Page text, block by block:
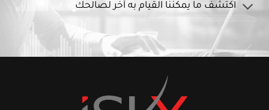
اكتشف ما يمكننا القيام به آخر لصالحك